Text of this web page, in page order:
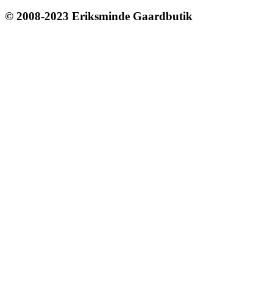
© 2008-2023 Eriksminde Gaardbutik